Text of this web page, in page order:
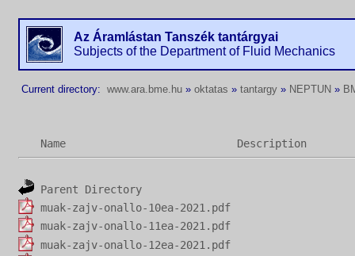
Az Áramlástan Tanszék tantárgyai
Subjects of the Department of Fluid Mechanics
Current directory: www.ara.bme.hu » oktatas » tantargy » NEPTUN »
Name Description
Parent Directory
muak-zajv-onallo-10ea-2021.pdf
muak-zajv-onallo-11ea-2021.pdf
muak-zajv-onallo-12ea-2021.pdf